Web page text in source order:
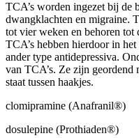
TCA’s worden ingezet bij de
dwangklachten en migraine.
tot vier weken en behoren tot
TCA’s hebben hierdoor in
ander type antidepressiva.
van TCA’s. Ze zijn geordend
staat tussen haakjes.
clomipramine (Anafranil®)
dosulepine (Prothiaden®)